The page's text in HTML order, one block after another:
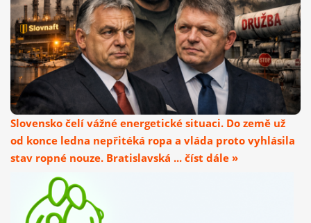
Slovensko čelí vážné energetické situaci. Do země už
od konce ledna nepřitéká ropa a vláda proto vyhlásila
stav ropné nouze. Bratislavská ... číst dále »